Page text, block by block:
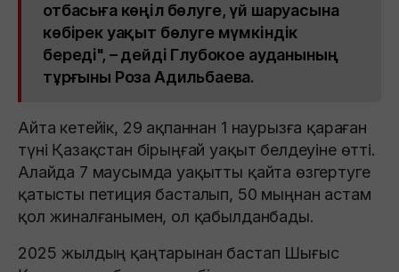
отбасыға көңіл бөлуге, үй шаруасына
көбірек уақыт бөлуге мүмкіндік
береді", – дейді Глубокое ауданының
тұрғыны Роза Адильбаева.
Айта кетейік, 29 ақпаннан 1 наурызға қараған
түні Қазақстан бірыңғай уақыт белдеуіне өтті.
Алайда 7 маусымда уақытты қайта өзгертуге
қатысты петиция басталып, 50 мыңнан астам
қол жиналғанымен, ол қабылданбады.
2025 жылдың қаңтарынан бастап Шығыс